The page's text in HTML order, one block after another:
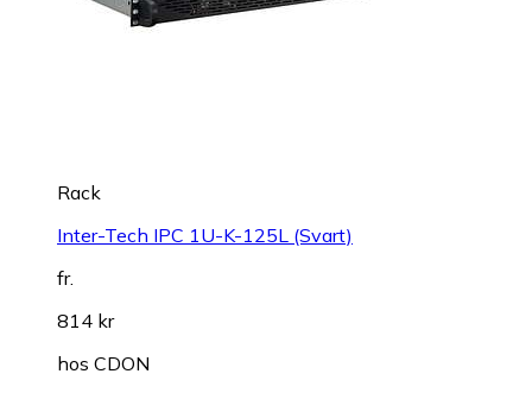
Rack
Inter-Tech IPC 1U-K-125L (Svart)
fr.
814 kr
hos CDON